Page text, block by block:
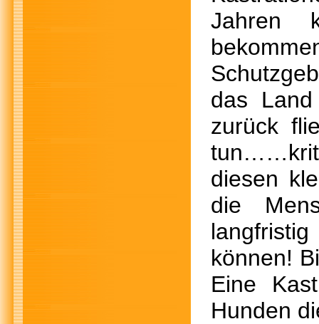
Jahren
das
zurück
diesen
die
können!
Eine
Hunden